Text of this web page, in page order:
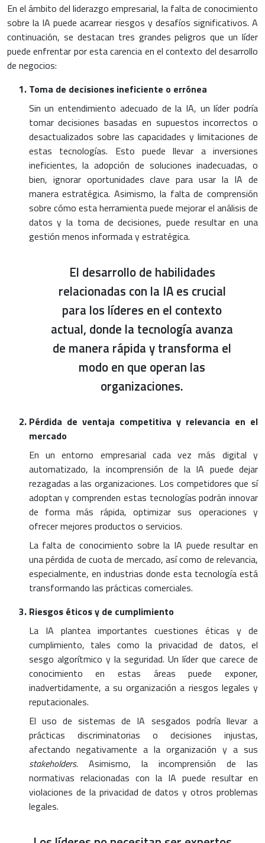
En el ámbito del liderazgo empresarial, la falta de conocimiento
sobre la IA puede acarrear riesgos y desafíos significativos. A
continuación, se destacan tres grandes peligros que un líder
puede enfrentar por esta carencia en el contexto del desarrollo
de negocios:
Toma de decisiones ineficiente o errónea
Sin un entendimiento adecuado de la IA, un líder podría
tomar decisiones basadas en supuestos incorrectos o
desactualizados sobre las capacidades y limitaciones de
estas tecnologías. Esto puede llevar a inversiones
ineficientes, la adopción de soluciones inadecuadas, o
bien, ignorar oportunidades clave para usar la IA de
manera estratégica. Asimismo, la falta de comprensión
sobre cómo esta herramienta puede mejorar el análisis de
datos y la toma de decisiones, puede resultar en una
gestión menos informada y estratégica.
El desarrollo de habilidades
relacionadas con la IA es crucial
para los líderes en el contexto
actual, donde la tecnología avanza
de manera rápida y transforma el
modo en que operan las
organizaciones.
Pérdida de ventaja competitiva y relevancia en el
mercado
En un entorno empresarial cada vez más digital y
automatizado, la incomprensión de la IA puede dejar
rezagadas a las organizaciones. Los competidores que sí
adoptan y comprenden estas tecnologías podrán innovar
de forma más rápida, optimizar sus operaciones y
ofrecer mejores productos o servicios.
La falta de conocimiento sobre la IA puede resultar en
una pérdida de cuota de mercado, así como de relevancia,
especialmente, en industrias donde esta tecnología está
transformando las prácticas comerciales.
Riesgos éticos y de cumplimiento
La IA plantea importantes cuestiones éticas y de
cumplimiento, tales como la privacidad de datos, el
sesgo algorítmico y la seguridad. Un líder que carece de
conocimiento en estas áreas puede exponer,
inadvertidamente, a su organización a riesgos legales y
reputacionales.
El uso de sistemas de IA sesgados podría llevar a
prácticas discriminatorias o decisiones injustas,
afectando negativamente a la organización y a sus
stakeholders.Asimismo, la incomprensión de las
normativas relacionadas con la IA puede resultar en
violaciones de la privacidad de datos y otros problemas
legales.